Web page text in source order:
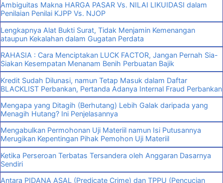
Ambiguitas Makna HARGA PASAR Vs. NILAI LIKUIDASI dalam
Penilaian Penilai KJPP Vs. NJOP
Lengkapnya Alat Bukti Surat, Tidak Menjamin Kemenangan
ataupun Kekalahan dalam Gugatan Perdata
RAHASIA : Cara Menciptakan LUCK FACTOR, Jangan Pernah Sia-
Siakan Kesempatan Menanam Benih Perbuatan Bajik
Kredit Sudah Dilunasi, namun Tetap Masuk dalam Daftar
BLACKLIST Perbankan, Pertanda Adanya Internal Fraud Perbankan
Mengapa yang Ditagih (Berhutang) Lebih Galak daripada yang
Menagih Hutang? Ini Penjelasannya
Mengabulkan Permohonan Uji Materiil namun Isi Putusannya
Merugikan Kepentingan Pihak Pemohon Uji Materiil
Ketika Perseroan Terbatas Tersandera oleh Anggaran Dasarnya
Sendiri
Antara PIDANA ASAL (Predicate Crime) dan TPPU (Pencucian